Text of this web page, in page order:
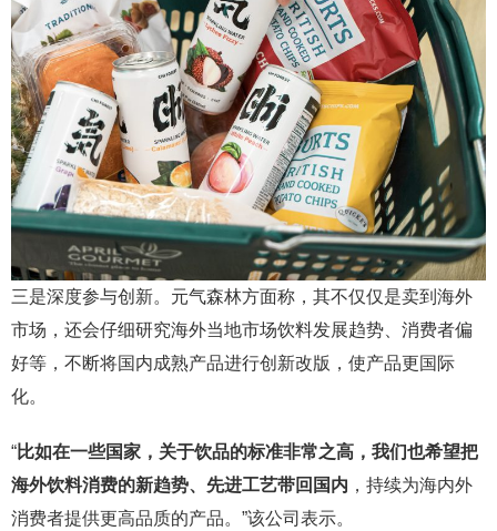
三是深度参与创新。元气森林方面称，其不仅仅是卖到海外
市场，还会仔细研究海外当地市场饮料发展趋势、消费者偏
好等，不断将国内成熟产品进行创新改版，使产品更国际
化。
“比如在一些国家，关于饮品的标准非常之高，我们也希望把
海外饮料消费的新趋势、先进工艺带回国内 ，持续为海内外
消费者提供更高品质的产品。”该公司表示。